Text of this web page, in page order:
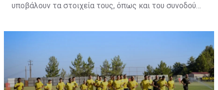
υποβάλουν τα στοιχεία τους, όπως και του συνοδού